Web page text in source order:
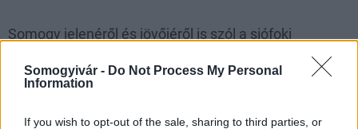
Somogyivár - Do Not Process My Personal
Information
If you wish to opt-out of the sale, sharing to third parties, or
Somogy jelenéről és jövőjéről is szól a siófoki
2025.10.29